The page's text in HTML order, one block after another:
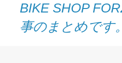
BIKE SHOP
事のまとめです